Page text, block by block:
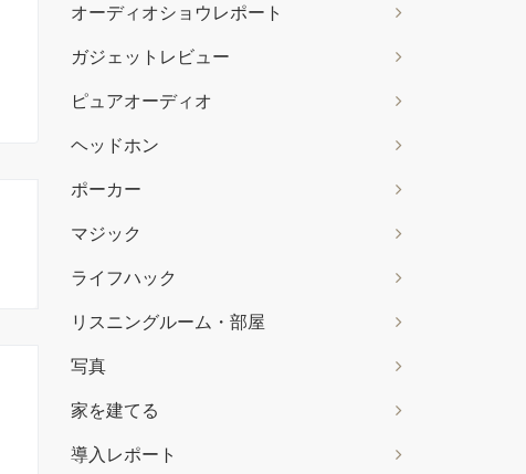
オーディオショウレポート
ガジェットレビュー
ピュアオーディオ
ヘッドホン
ポーカー
マジック
ライフハック
リスニングルーム・部屋
写真
家を建てる
導入レポート